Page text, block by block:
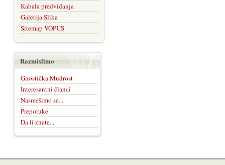
Kabala predviđanja
Galerija Slika
Sitemap VOPUS
Razmislimo
Gnostička Mudrost
Interesantni članci
Nasmešimo se...
Preporuke
Da li znate...